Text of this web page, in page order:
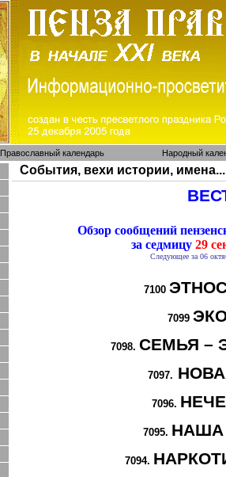
Православный календарь Народный
События, вехи истории, имена...
Обзор сообщений
за седмицу29
Следующее за 06
7100
7099
7098. СЕМЬЯ –
7097.
7096.
7095. НАША
7094.